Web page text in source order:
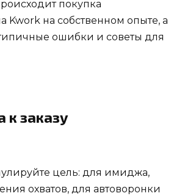
покупка
Kwork на собственном опыте, а
ошибки и советы для
к заказу
цель: для имиджа,
охватов, для автоворонки